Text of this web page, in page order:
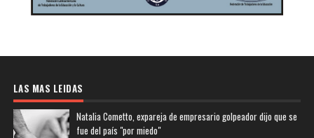
LAS MAS LEIDAS
Natalia Cometto, expareja de empresario golpeador dijo que se
fue del país "por miedo"